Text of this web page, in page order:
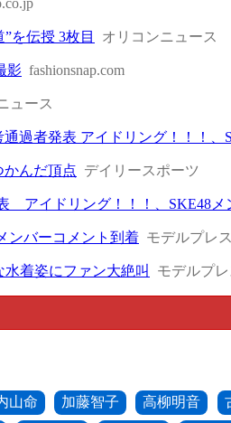
を伝授 3枚目 オリコンニュース
影 fashionsnap.com
ュース
過者発表 アイドリング！！！、
かんだ頂点 デイリースポーツ
アイドリング！！！、SKE48メ
ンバーコメント到着 モデルプレス
着姿にファン大絶叫 モデルプレ
山命 加藤智子 高柳明音